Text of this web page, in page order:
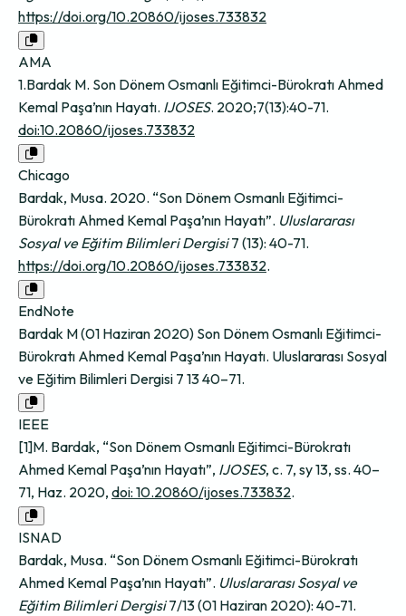
https://doi.org/10.20860/ijoses.733832
AMA
1.Bardak M. Son Dönem Osmanlı Eğitimci-Bürokratı Ahmed
Kemal Paşa’nın Hayatı. IJOSES. 2020;7(13):40-71.
doi:10.20860/ijoses.733832
Chicago
Bardak, Musa. 2020. “Son Dönem Osmanlı Eğitimci-
Bürokratı Ahmed Kemal Paşa’nın Hayatı”. Uluslararası
Sosyal ve Eğitim Bilimleri Dergisi7 (13): 40-71.
https://doi.org/10.20860/ijoses.733832.
EndNote
Bardak M (01 Haziran 2020) Son Dönem Osmanlı Eğitimci-
Bürokratı Ahmed Kemal Paşa’nın Hayatı. Uluslararası Sosyal
ve Eğitim Bilimleri Dergisi 7 13 40–71.
IEEE
[1]M. Bardak, “Son Dönem Osmanlı Eğitimci-Bürokratı
Ahmed Kemal Paşa’nın Hayatı”, IJOSES, c. 7, sy 13, ss. 40–
71, Haz. 2020, doi: 10.20860/ijoses.733832.
ISNAD
Bardak, Musa. “Son Dönem Osmanlı Eğitimci-Bürokratı
Ahmed Kemal Paşa’nın Hayatı”. Uluslararası Sosyal ve
Eğitim Bilimleri Dergisi7/13 (01 Haziran 2020): 40-71.